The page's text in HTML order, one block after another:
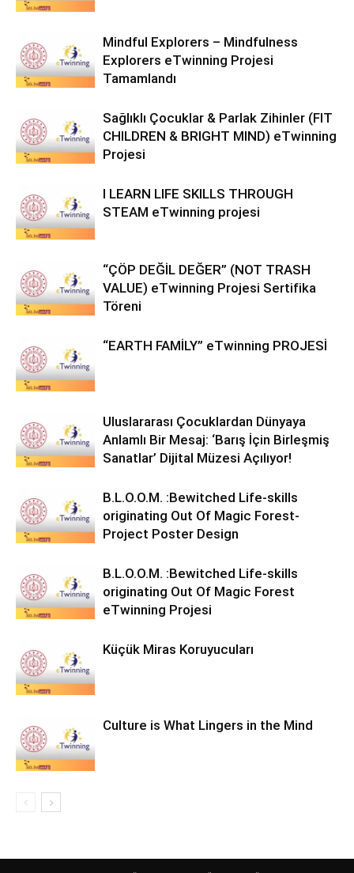
Mindful Explorers – Mindfulness
Explorers eTwinning Projesi
Tamamlandı
Sağlıklı Çocuklar & Parlak Zihinler (FIT
CHILDREN & BRIGHT MIND) eTwinning
Projesi
I LEARN LIFE SKILLS THROUGH
STEAM eTwinning projesi
“ÇÖP DEĞİL DEĞER” (NOT TRASH
VALUE) eTwinning Projesi Sertifika
Töreni
“EARTH FAMİLY” eTwinning PROJESİ
Uluslararası Çocuklardan Dünyaya
Anlamlı Bir Mesaj: ‘Barış İçin Birleşmiş
Sanatlar’ Dijital Müzesi Açılıyor!
B.L.O.O.M. :Bewitched Life-skills
originating Out Of Magic Forest-
Project Poster Design
B.L.O.O.M. :Bewitched Life-skills
originating Out Of Magic Forest
eTwinning Projesi
Küçük Miras Koruyucuları
Culture is What Lingers in the Mind